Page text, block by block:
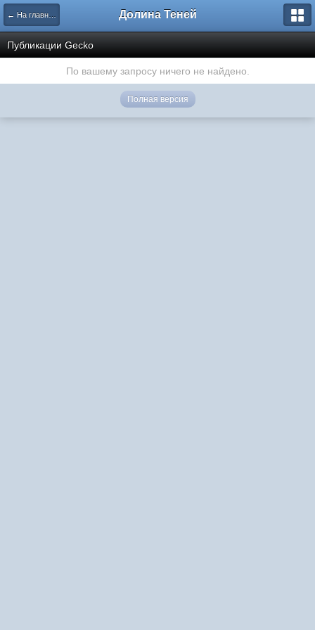
← На главную Долина Теней
Публикации Gecko
По вашему запросу ничего не найдено.
Полная версия